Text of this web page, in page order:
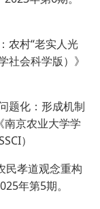
农村“老实人光
社会科学版）》
题化：形成机制
京农业大学学
）
民孝道观念重构
年第5期。